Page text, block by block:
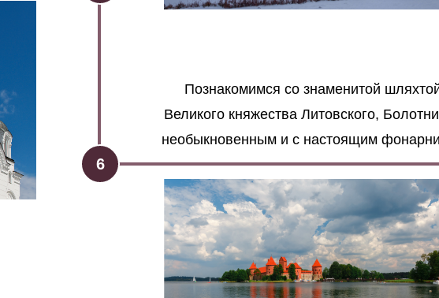
Познакомимся со знаменитой
Великого княжества Литовского,
необыкновенным и с настоящим
6